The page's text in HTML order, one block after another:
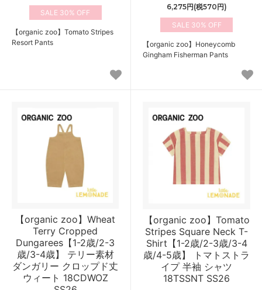
30%
【organic zoo】Tomato Stripes
Resort Pants
6,275円(税570円)
30%
【organic zoo】Honeycomb
Gingham Fisherman Pants
【organic zoo】Wheat
Terry Cropped
Dungarees【1-2歳/2-3
歳/3-4歳】 テリー素材
ダンガリー クロップド丈
ウィート 18CDWOZ
【organic zoo】Tomato
Stripes Square Neck T-
Shirt【1-2歳/2-3歳/3-4
歳/4-5歳】 トマトストラ
イプ 半袖 シャツ
18TSSNT SS26